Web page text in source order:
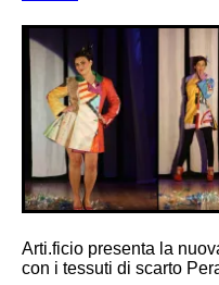
Arti.ficio presenta la
con i tessuti di scarto